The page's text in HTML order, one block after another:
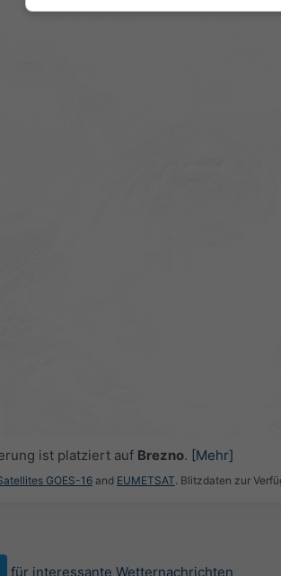
ist platziert auf Brezno. [Mehr]
GOES-16 and EUMETSAT. Blitzdaten zur
für interessante Wetternachrichten